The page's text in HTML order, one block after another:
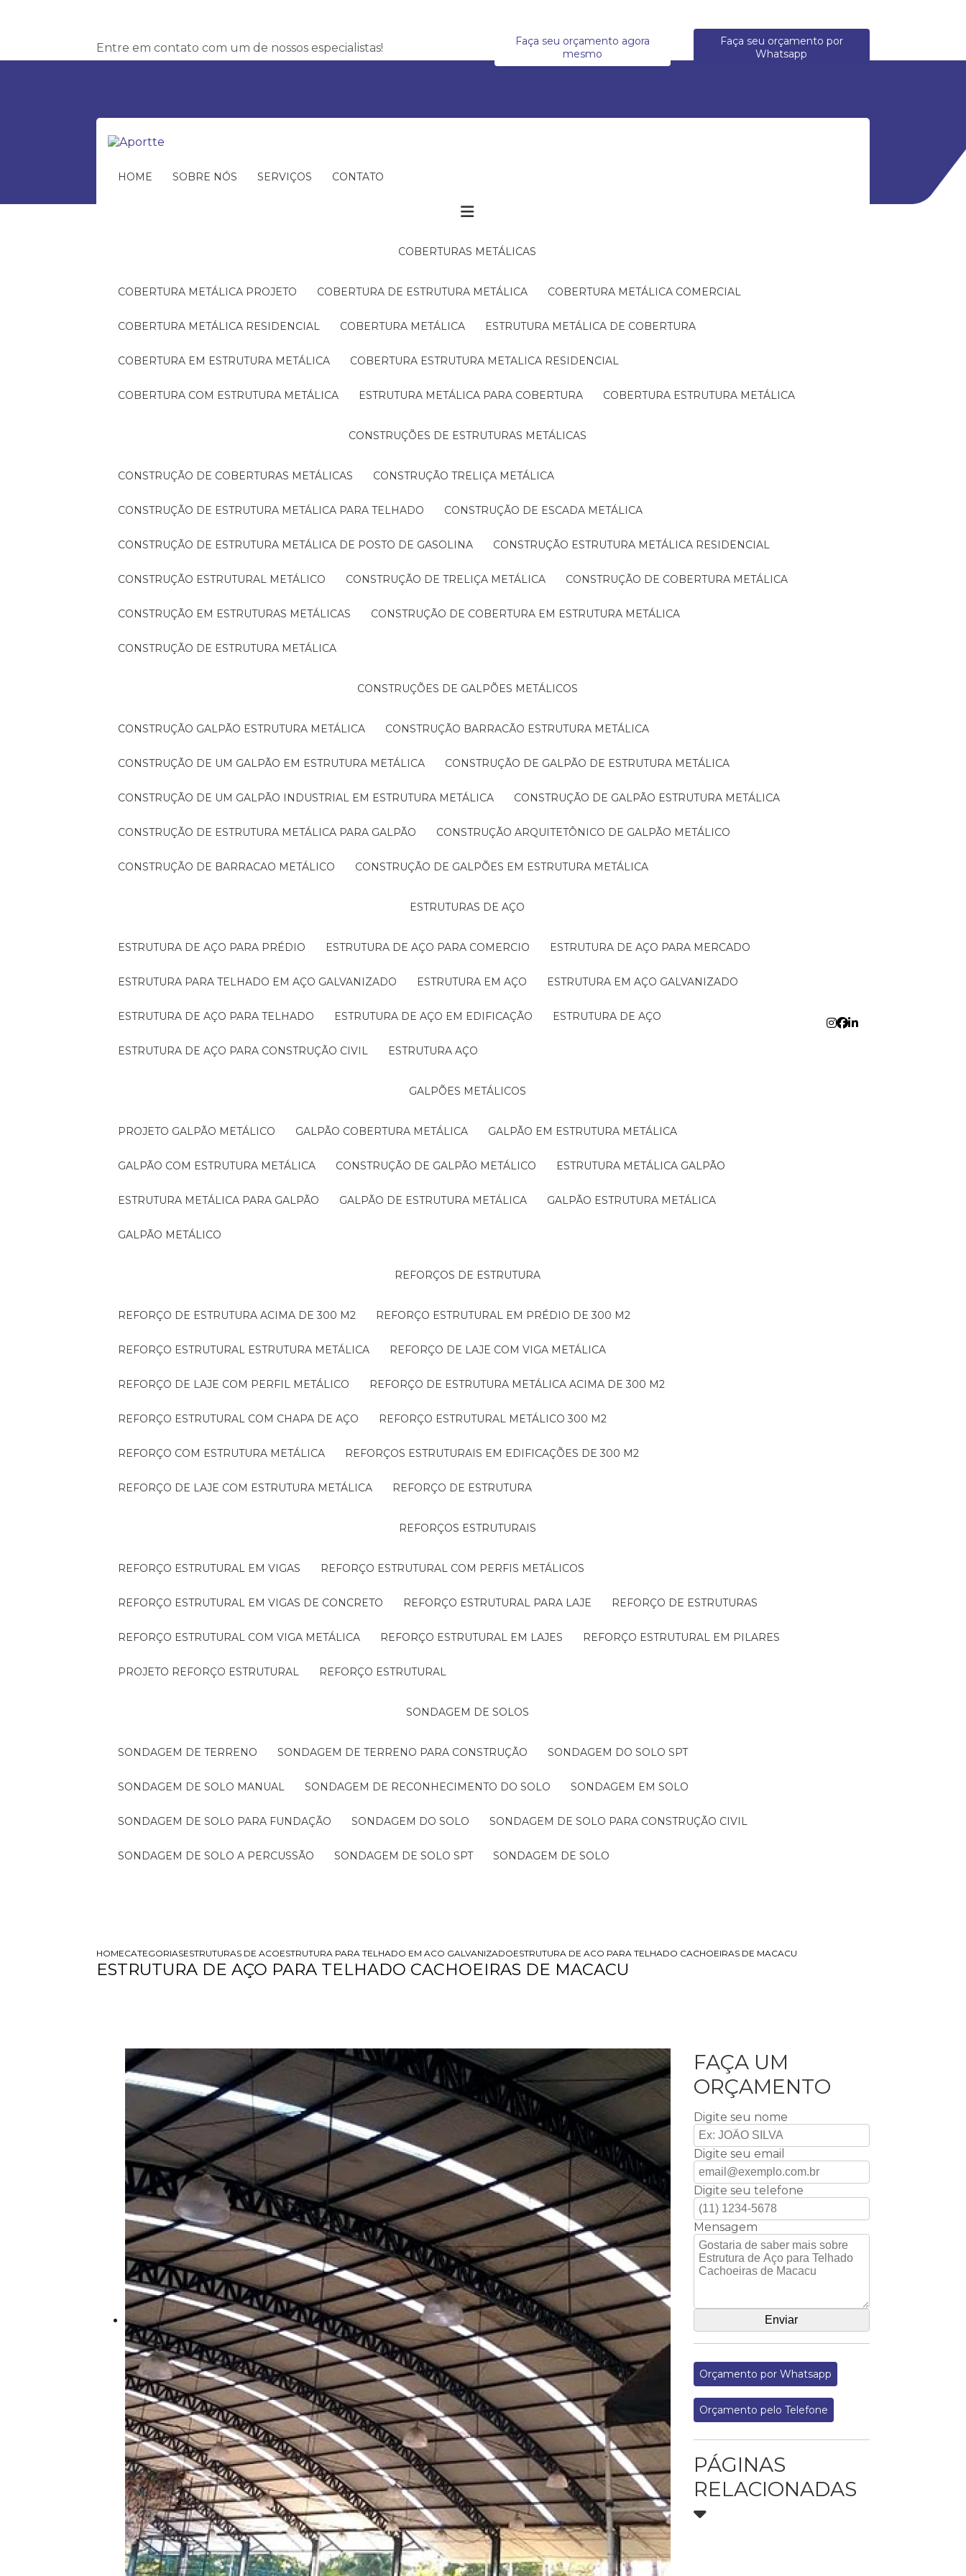
Entre em contato com um de nossos especialistas!
Faça seu orçamento agora
mesmo
Faça seu orçamento por
Whatsapp
HOME SOBRE NÓS SERVIÇOS CONTATO
COBERTURAS METÁLICAS
COBERTURA METÁLICA PROJETO COBERTURA DE ESTRUTURA METÁLICA COBERTURA METÁLICA COMERCIAL
COBERTURA METÁLICA RESIDENCIAL COBERTURA METÁLICA ESTRUTURA METÁLICA DE COBERTURA
COBERTURA EM ESTRUTURA METÁLICA COBERTURA ESTRUTURA METALICA RESIDENCIAL
COBERTURA COM ESTRUTURA METÁLICA ESTRUTURA METÁLICA PARA COBERTURA COBERTURA ESTRUTURA METÁLICA
CONSTRUÇÕES DE ESTRUTURAS METÁLICAS
CONSTRUÇÃO DE COBERTURAS METÁLICAS CONSTRUÇÃO TRELIÇA METÁLICA
CONSTRUÇÃO DE ESTRUTURA METÁLICA PARA TELHADO CONSTRUÇÃO DE ESCADA METÁLICA
CONSTRUÇÃO DE ESTRUTURA METÁLICA DE POSTO DE GASOLINA CONSTRUÇÃO ESTRUTURA METÁLICA RESIDENCIAL
CONSTRUÇÃO ESTRUTURAL METÁLICO CONSTRUÇÃO DE TRELIÇA METÁLICA CONSTRUÇÃO DE COBERTURA METÁLICA
CONSTRUÇÃO EM ESTRUTURAS METÁLICAS CONSTRUÇÃO DE COBERTURA EM ESTRUTURA METÁLICA
CONSTRUÇÃO DE ESTRUTURA METÁLICA
CONSTRUÇÕES DE GALPÕES METÁLICOS
CONSTRUÇÃO GALPÃO ESTRUTURA METÁLICA CONSTRUÇÃO BARRACÃO ESTRUTURA METÁLICA
CONSTRUÇÃO DE UM GALPÃO EM ESTRUTURA METÁLICA CONSTRUÇÃO DE GALPÃO DE ESTRUTURA METÁLICA
CONSTRUÇÃO DE UM GALPÃO INDUSTRIAL EM ESTRUTURA METÁLICA CONSTRUÇÃO DE GALPÃO ESTRUTURA METÁLICA
CONSTRUÇÃO DE ESTRUTURA METÁLICA PARA GALPÃO CONSTRUÇÃO ARQUITETÔNICO DE GALPÃO METÁLICO
CONSTRUÇÃO DE BARRACAO METÁLICO CONSTRUÇÃO DE GALPÕES EM ESTRUTURA METÁLICA
ESTRUTURAS DE AÇO
ESTRUTURA DE AÇO PARA PRÉDIO ESTRUTURA DE AÇO PARA COMERCIO ESTRUTURA DE AÇO PARA MERCADO
ESTRUTURA PARA TELHADO EM AÇO GALVANIZADO ESTRUTURA EM AÇO ESTRUTURA EM AÇO GALVANIZADO
ESTRUTURA DE AÇO PARA TELHADO ESTRUTURA DE AÇO EM EDIFICAÇÃO ESTRUTURA DE AÇO
ESTRUTURA DE AÇO PARA CONSTRUÇÃO CIVIL ESTRUTURA AÇO
GALPÕES METÁLICOS
PROJETO GALPÃO METÁLICO GALPÃO COBERTURA METÁLICA GALPÃO EM ESTRUTURA METÁLICA
GALPÃO COM ESTRUTURA METÁLICA CONSTRUÇÃO DE GALPÃO METÁLICO ESTRUTURA METÁLICA GALPÃO
ESTRUTURA METÁLICA PARA GALPÃO GALPÃO DE ESTRUTURA METÁLICA GALPÃO ESTRUTURA METÁLICA
GALPÃO METÁLICO
REFORÇOS DE ESTRUTURA
REFORÇO DE ESTRUTURA ACIMA DE 300 M2 REFORÇO ESTRUTURAL EM PRÉDIO DE 300 M2
REFORÇO ESTRUTURAL ESTRUTURA METÁLICA REFORÇO DE LAJE COM VIGA METÁLICA
REFORÇO DE LAJE COM PERFIL METÁLICO REFORÇO DE ESTRUTURA METÁLICA ACIMA DE 300 M2
REFORÇO ESTRUTURAL COM CHAPA DE AÇO REFORÇO ESTRUTURAL METÁLICO 300 M2
REFORÇO COM ESTRUTURA METÁLICA REFORÇOS ESTRUTURAIS EM EDIFICAÇÕES DE 300 M2
REFORÇO DE LAJE COM ESTRUTURA METÁLICA REFORÇO DE ESTRUTURA
REFORÇOS ESTRUTURAIS
REFORÇO ESTRUTURAL EM VIGAS REFORÇO ESTRUTURAL COM PERFIS METÁLICOS
REFORÇO ESTRUTURAL EM VIGAS DE CONCRETO REFORÇO ESTRUTURAL PARA LAJE REFORÇO DE ESTRUTURAS
REFORÇO ESTRUTURAL COM VIGA METÁLICA REFORÇO ESTRUTURAL EM LAJES REFORÇO ESTRUTURAL EM PILARES
PROJETO REFORÇO ESTRUTURAL REFORÇO ESTRUTURAL
SONDAGEM DE SOLOS
SONDAGEM DE TERRENO SONDAGEM DE TERRENO PARA CONSTRUÇÃO SONDAGEM DO SOLO SPT
SONDAGEM DE SOLO MANUAL SONDAGEM DE RECONHECIMENTO DO SOLO SONDAGEM EM SOLO
SONDAGEM DE SOLO PARA FUNDAÇÃO SONDAGEM DO SOLO SONDAGEM DE SOLO PARA CONSTRUÇÃO CIVIL
SONDAGEM DE SOLO A PERCUSSÃO SONDAGEM DE SOLO SPT SONDAGEM DE SOLO
HOMECATEGORIASESTRUTURAS DE ACOESTRUTURA PARA TELHADO EM ACO GALVANIZADOESTRUTURA DE ACO PARA TELHADO CACHOEIRAS DE MACACU
ESTRUTURA DE AÇO PARA TELHADO CACHOEIRAS DE MACACU
FAÇA UM
ORÇAMENTO
Digite seu nome
Digite seu email
Digite seu telefone
Mensagem
Orçamento por Whatsapp
Orçamento pelo Telefone
PÁGINAS
RELACIONADAS